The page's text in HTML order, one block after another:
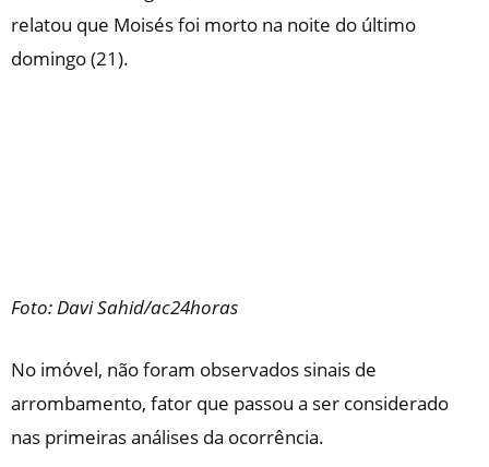
relatou que Moisés foi morto na noite do último
domingo (21).
Foto: Davi Sahid/ac24horas
No imóvel, não foram observados sinais de
arrombamento, fator que passou a ser considerado
nas primeiras análises da ocorrência.